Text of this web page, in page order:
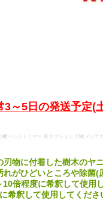
～5日の発送予定(
ヘッジトリマー 用 オプション 刃物 メン
物に付着した樹木の
がひどいところや除菌(
倍程度に希釈して使用
希釈して使用してくださ